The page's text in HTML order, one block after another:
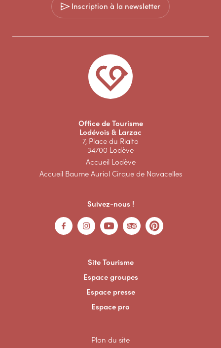
Inscription à la newsletter
Office de Tourisme
Lodévois & Larzac
7, Place du Rialto
34700 Lodève
Accueil Lodève
Accueil Baume Auriol Cirque de Navacelles
Suivez-nous !
Site Tourisme
Espace groupes
Espace presse
Espace pro
Plan du site